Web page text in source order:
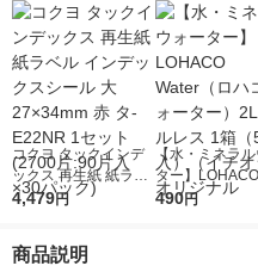
コクヨ タックインデ
ックス 再生紙 紙ラベ
ル インデックスシー
片:90片入×30パック)
4,479円
【水・ミネラ
ター】
r（ロハコウォー
490円
商品説明